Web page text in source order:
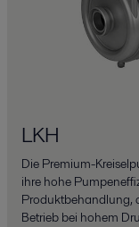
LKH
Die Premium-
ihre hohe
Produktbehandlung,
Betrieb bei hohem